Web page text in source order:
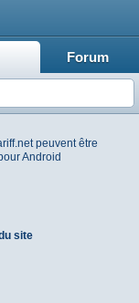
Forum
peuvent être
Android
site